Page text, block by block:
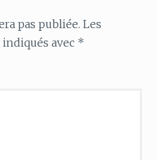
pas publiée. Les
avec *